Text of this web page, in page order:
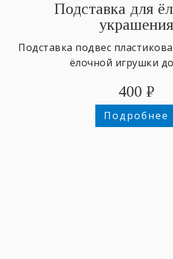
Подставка для
украшения
Подставка подвес
ёлочной игрушки
400 ₽
Подробнее